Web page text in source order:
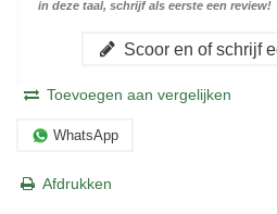
in deze taal, schrijf als eerste een review!
Scoor en of schrijf
Toevoegen aan vergelijken
WhatsApp
Afdrukken